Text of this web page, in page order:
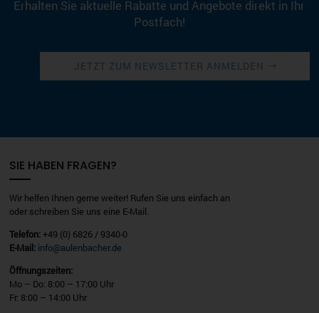
Erhalten Sie aktuelle Rabatte und Angebote direkt in Ihr
Postfach!
JETZT ZUM NEWSLETTER ANMELDEN
SIE HABEN FRAGEN?
Wir helfen Ihnen gerne weiter! Rufen Sie uns einfach an
oder schreiben Sie uns eine E-Mail.
Telefon:+49 (0) 6826 / 9340-0
E-Mail: info@aulenbacher.de
Öffnungszeiten:
Mo – Do: 8:00 – 17:00 Uhr
Fr: 8:00 – 14:00 Uhr